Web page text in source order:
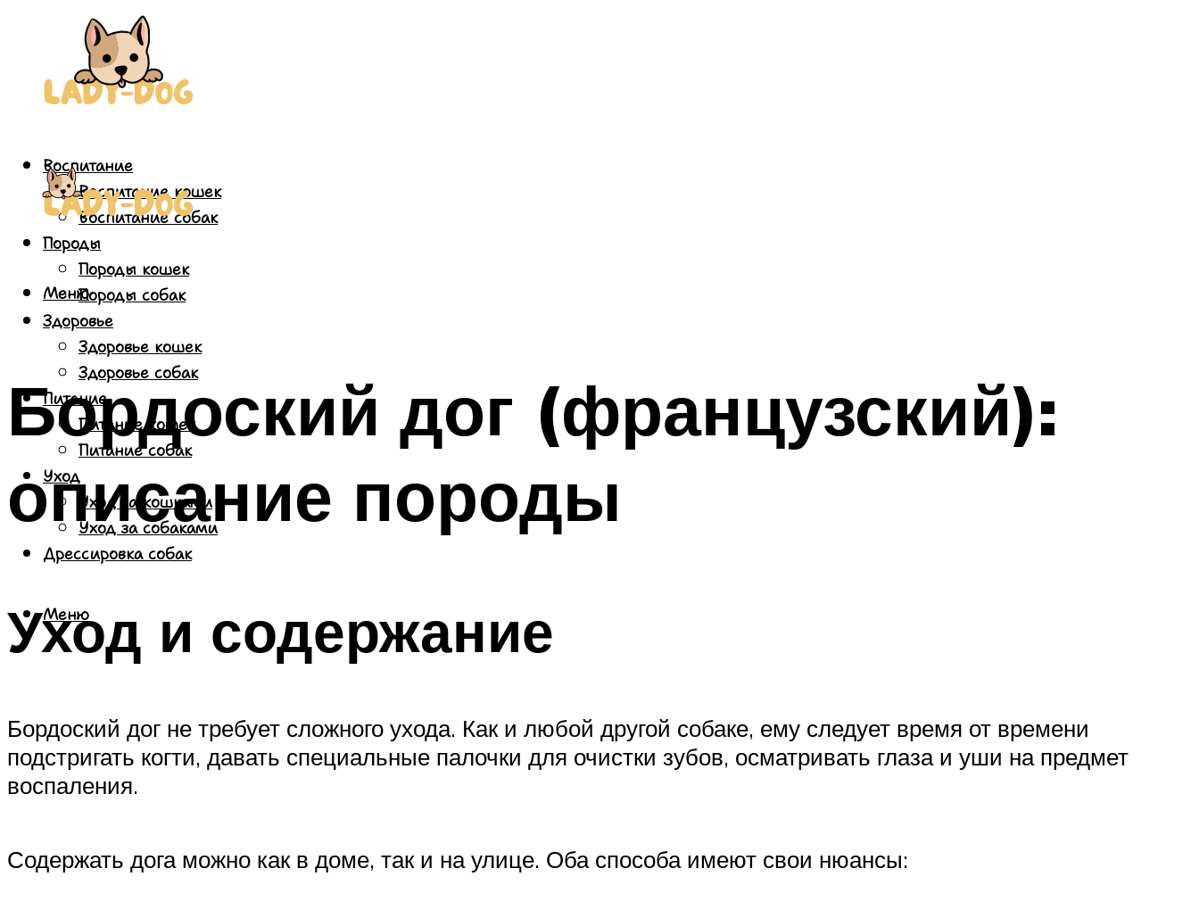
Воспитание
Воспитание кошек
Воспитание собак
Породы
Породы кошек
Породы собак
Здоровье
Здоровье кошек
Здоровье собак
Питание
Питание кошек
Питание собак
Уход
Уход за кошками
Уход за собаками
Дрессировка собак
Меню
Меню
Бордоский дог (французский):
описание породы
Уход и содержание
Бордоский дог не требует сложного ухода. Как и любой другой собаке, ему следует время от времени
подстригать когти, давать специальные палочки для очистки зубов, осматривать глаза и уши на предмет
воспаления.
Содержать дога можно как в доме, так и на улице. Оба способа имеют свои нюансы: